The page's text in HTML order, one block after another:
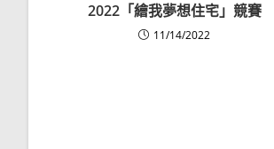
2022「繪我夢想住宅」競賽
11/14/2022